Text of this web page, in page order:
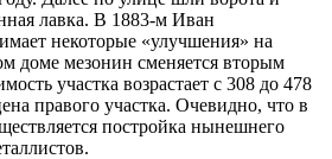
лавка. В 1883-м Иван
некоторые «улучшения» на
доме мезонин сменяется вторым
участка возрастает с 308 до 478
правого участка. Очевидно, что в
постройка нынешнего